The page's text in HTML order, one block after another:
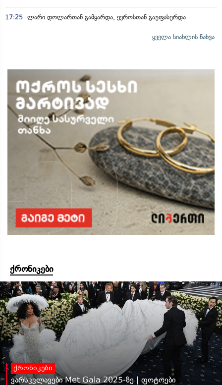
17:25 ლარი დოლართან გამყარდა, ევროსთან გაუფასურდა
ყველა სიახლის ნახვა
ქრონიკები
ქრონიკები
ვარსკვლავები Met Gala 2025-ზე | ფოტოები